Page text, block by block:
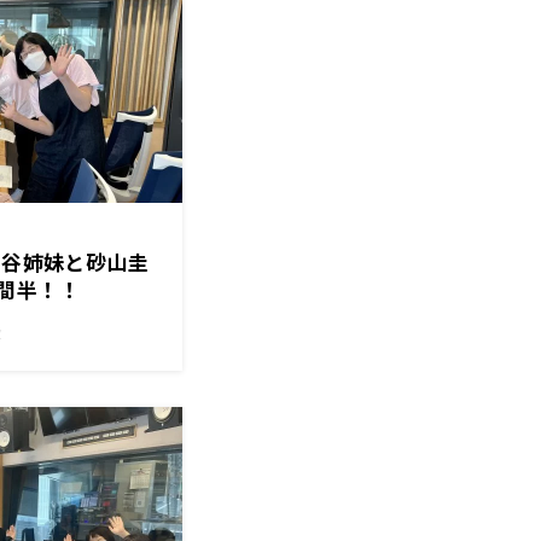
姉妹と砂山圭
半！！